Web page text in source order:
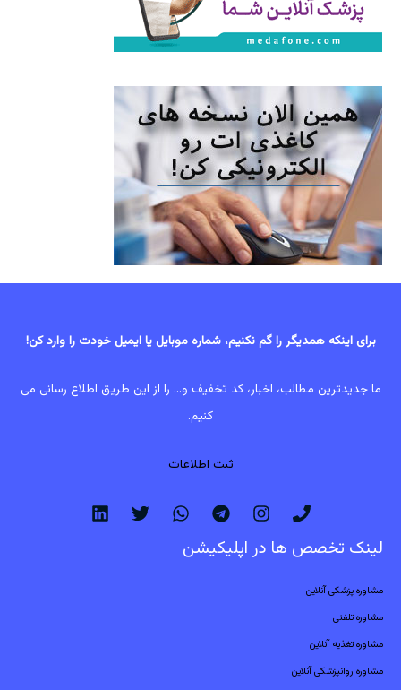
برای اینکه همدیگر را گم نکنیم، شماره موبایل یا ایمیل خودت را وارد کن!
ما جدیدترین مطالب، اخبار، کد تخفیف و... را از این طریق اطلاع رسانی می
کنیم.
ثبت اطلاعات
لینک تخصص ها در اپلیکیشن
مشاوره پزشکی آنلاین
مشاوره تلفنی
مشاوره تغذیه آنلاین
مشاوره روانپزشکی آنلاین